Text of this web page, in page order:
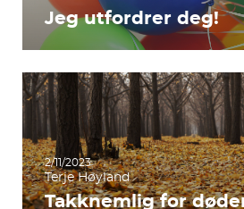
Jeg utfordrer deg!
2/11/2023
Terje Høyland
Takknemlig for